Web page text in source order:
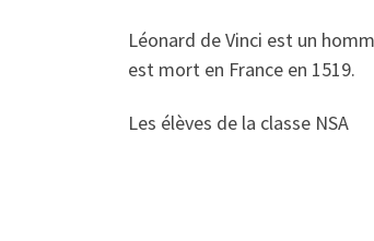
Léonard de Vinci est un
est mort en France en 1519.
Les élèves de la classe NSA